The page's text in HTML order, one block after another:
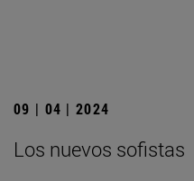
09 | 04 | 2024
Los nuevos sofistas